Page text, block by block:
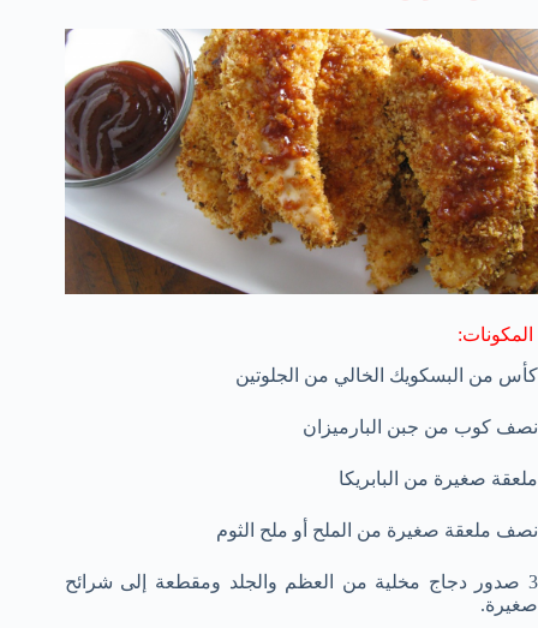
المكونات:
كأس من البسكويك الخالي من الجلوتين
نصف كوب من جبن البارميزان
ملعقة صغيرة من البابريكا
نصف ملعقة صغيرة من الملح أو ملح الثوم
3 صدور دجاج مخلية من العظم والجلد ومقطعة إلى شرائح
صغيرة.